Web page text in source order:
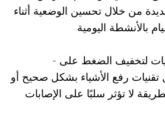
من خلال تحسين الوضعية أثناء
بالأنشطة اليومية
- كما يتعلم المريض تقنيات لتخفيف الضغط على
تقنيات رفع الأشياء بشكل صحيح أو
لا تؤثر سلبًا على الإصابات